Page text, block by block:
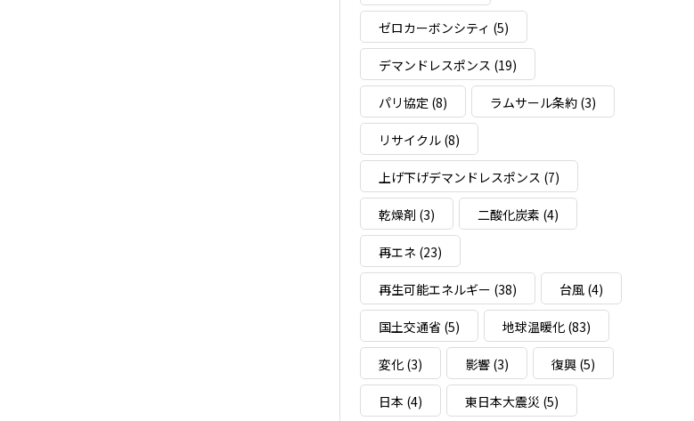
ゼロカーボンシティ (5)
デマンドレスポンス (19)
パリ協定 (8) ラムサール条約 (3)
リサイクル (8)
上げ下げデマンドレスポンス (7)
乾燥剤 (3) 二酸化炭素 (4)
再エネ (23)
再生可能エネルギー (38) 台風 (4)
国土交通省 (5) 地球温暖化 (83)
変化 (3) 影響 (3) 復興 (5)
日本 (4) 東日本大震災 (5)